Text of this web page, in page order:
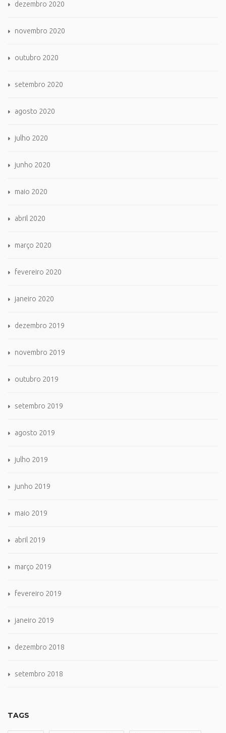
dezembro 2020
novembro 2020
outubro 2020
setembro 2020
agosto 2020
julho 2020
junho 2020
maio 2020
abril 2020
março 2020
fevereiro 2020
janeiro 2020
dezembro 2019
novembro 2019
outubro 2019
setembro 2019
agosto 2019
julho 2019
junho 2019
maio 2019
abril 2019
março 2019
fevereiro 2019
janeiro 2019
dezembro 2018
setembro 2018
TAGS